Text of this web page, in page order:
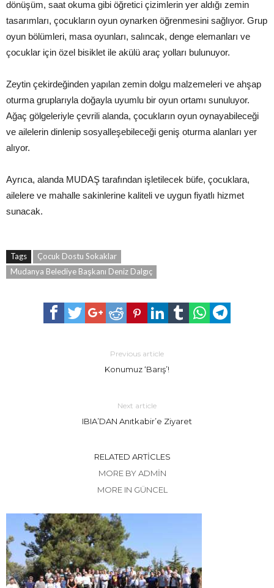
dönüşüm, saat okuma gibi öğretici çizimlerin yer aldığı zemin
tasarımları, çocukların oyun oynarken öğrenmesini sağlıyor. Grup
oyun bölümleri, masa oyunları, salıncak, denge elemanları ve
çocuklar için özel bisiklet ile akülü araç yolları bulunuyor.
Zeytin çekirdeğinden yapılan zemin dolgu malzemeleri ve ahşap
oturma gruplarıyla doğayla uyumlu bir oyun ortamı sunuluyor.
Ağaç gölgeleriyle çevrili alanda, çocukların oyun oynayabileceği
ve ailelerin dinlenip sosyalleşebileceği geniş oturma alanları yer
alıyor.
Ayrıca, alanda MUDAŞ tarafından işletilecek büfe, çocuklara,
ailelere ve mahalle sakinlerine kaliteli ve uygun fiyatlı hizmet
sunacak.
Tags
Çocuk Dostu Sokaklar
Mudanya Belediye Başkanı Deniz Dalgıç
Previous article
Konumuz ‘Barış’!
Next article
IBIA’DAN Anıtkabir’e Ziyaret
RELATED ARTICLES
MORE BY ADMIN
MORE IN GÜNCEL